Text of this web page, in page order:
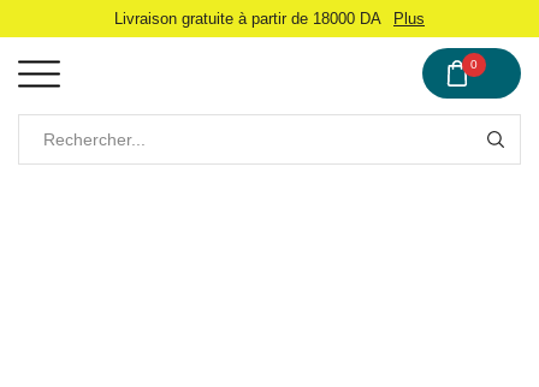
Livraison gratuite à partir de 18000 DA Plus
0